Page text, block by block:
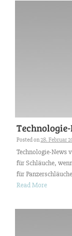
Posted on28. Februar
Technologie-News
für Schläuche,
für
Read More